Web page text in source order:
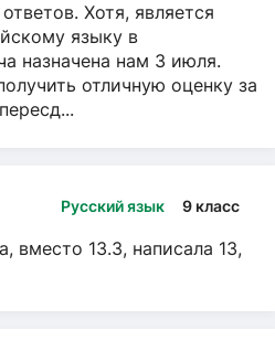
Хотя, является
языку в
назначена нам 3 июля.
отличную оценку за
Русский язык 9 класс
вместо 13.3, написала 13,